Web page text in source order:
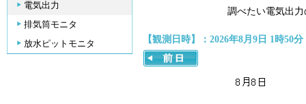
電気出力
排気筒モニタ
放水ピットモニタ
調べたい電気出
【観測日時】：2026年8月9日 1時50分